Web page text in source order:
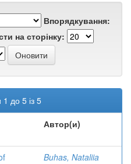
Впорядкування:
на сторінку:
1 до 5 із 5
Автор(и)
Buhas, Nataliia